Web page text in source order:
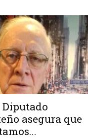
Diputado
asegura que